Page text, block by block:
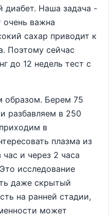
диабет. Наша задача -
очень важна
сахар приводит к
Поэтому сейчас
до 12 недель тест с
образом. Берем 75
разбавляем в 250
в
плазма из
и через 2 часа
исследование
даже скрытый
на ранней стадии,
может